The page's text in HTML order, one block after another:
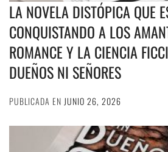
LA NOVELA DISTÓPICA QUE
CONQUISTANDO A LOS
ROMANCE Y LA CIENCIA
DUEÑOS NI SEÑORES
PUBLICADA EN JUNIO 26, 2026